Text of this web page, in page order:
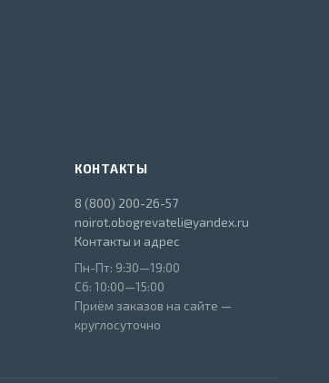
КОНТАКТЫ
8 (800) 200-26-57
noirot.obogrevateli@yandex.ru
Контакты и адрес
Пн-Пт: 9:30—19:00
Сб: 10:00—15:00
Приём заказов на сайте —
круглосуточно